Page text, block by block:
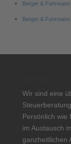
Berger &
Berger &
Wir sind eine
Persönlich wie
im Austausch
ganzheitlichen